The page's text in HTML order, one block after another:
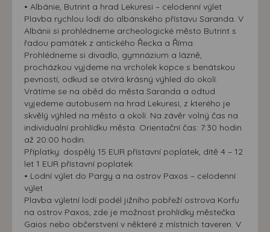
• Albánie, Butrint a hrad Lekuresi – celodenní výlet
Plavba rychlou lodí do albánského přístavu Saranda. V
Albánii si prohlédneme archeologické město Butrint s
řadou památek z antického Řecka a Říma.
Prohlédneme si divadlo, gymnázium a lázně,
procházkou vyjdeme na vrcholek kopce s benátskou
pevností, odkud se otvírá krásný výhled do okolí.
Vrátíme se na oběd do města Saranda a odtud
vyjedeme autobusem na hrad Lekuresi, z kterého je
skvělý výhled na město a okolí. Na závěr volný čas na
individuální prohlídku města. Orientační čas: 7:30 hodin
až 20:00 hodin.
Příplatky: dospělý 15 EUR přístavní poplatek, dítě 4 – 12
let 1 EUR přístavní poplatek
• Lodní výlet do Pargy a na ostrov Paxos – celodenní
výlet
Plavba výletní lodí podél jižního pobřeží ostrova Korfu
na ostrov Paxos, zde je možnost prohlídky městečka
Gaios nebo občerstvení v některé z místních taveren. V